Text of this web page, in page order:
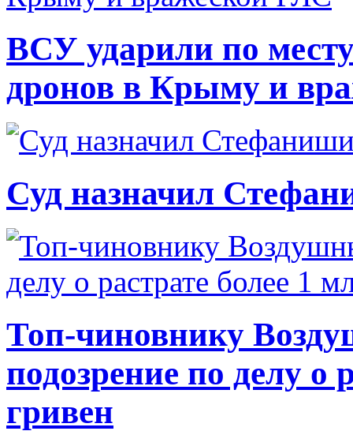
ВСУ ударили по
дронов в Крыму и
Суд назначил
Топ-чиновнику
подозрение по делу о
гривен